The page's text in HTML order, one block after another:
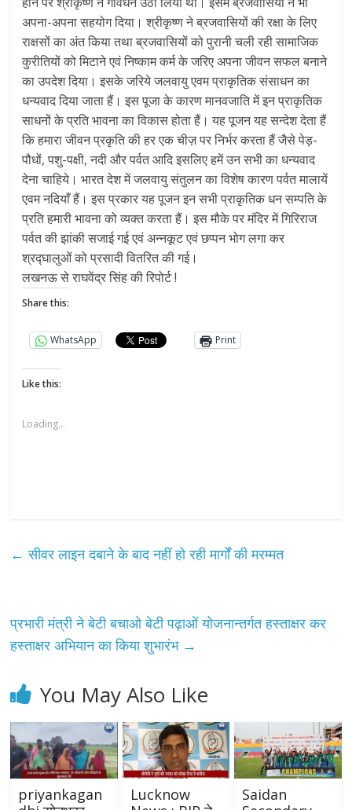
अपना-अपना सहयोग दिया। श्रीकृष्ण ने ब्रजवासियों की रक्षा के लिए
राक्षसों का अंत किया तथा ब्रजवासियों को पुरानी चली रही सामाजिक
कुरीतियों को मिटाने एवं निष्काम कर्म के जरिए अपना जीवन सफल बनाने
का उपदेश दिया। इसके जरिये जलवायु एवम प्राकृतिक संसाधन का
धन्यवाद दिया जाता हैं। इस पूजा के कारण मानवजाति में इन प्राकृतिक
साधनों के प्रति भावना का विकास होता हैं। यह पूजन यह सन्देश देता हैं
कि हमारा जीवन प्रकृति की हर एक चीज़ पर निर्भर करता हैं जैसे पेड़-
पौधों, पशु-पक्षी, नदी और पर्वत आदि इसलिए हमें उन सभी का धन्यवाद
देना चाहिये। भारत देश में जलवायु संतुलन का विशेष कारण पर्वत मालायें
एवम नदियाँ हैं। इस प्रकार यह पूजन इन सभी प्राकृतिक धन सम्पति के
प्रति हमारी भावना को व्यक्त करता हैं। इस मौके पर मंदिर में गिरिराज
पर्वत की झांकी सजाई गई एवं अन्नकूट एवं छप्पन भोग लगा कर
श्रद्घालुओं को प्रसादी वितरित की गई।
लखनऊ से राघवेंद्र सिंह की रिपोर्ट !
Share this:
WhatsApp Print
Like this:
Loading...
← सीवर लाइन दबाने के बाद नहीं हो रही मार्गों की मरम्मत
प्रभारी मंत्री ने बेटी बचाओ बेटी पढ़ाओं योजनान्तर्गत हस्ताक्षर कर
हस्ताक्षर अभियान का किया शुभारंभ →
You May Also Like
priyankagan
Lucknow
Saidan